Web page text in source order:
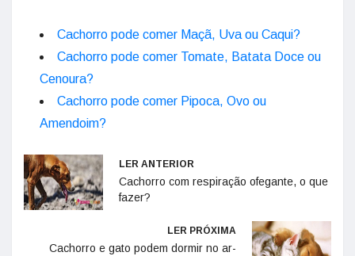
Cachorro pode comer Maçã, Uva ou Caqui?
Cachorro pode comer Tomate, Batata Doce ou
Cenoura?
Cachorro pode comer Pipoca, Ovo ou
Amendoim?
LER ANTERIOR
Cachorro com respiração ofegante, o que
fazer?
LER PRÓXIMA
Cachorro e gato podem dormir no ar-